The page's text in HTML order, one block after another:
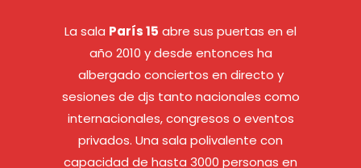
La sala París 15 abre sus puertas en el
año 2010 y desde entonces ha
albergado conciertos en directo y
sesiones de djs tanto nacionales como
internacionales, congresos o eventos
privados. Una sala polivalente con
capacidad de hasta 3000 personas en